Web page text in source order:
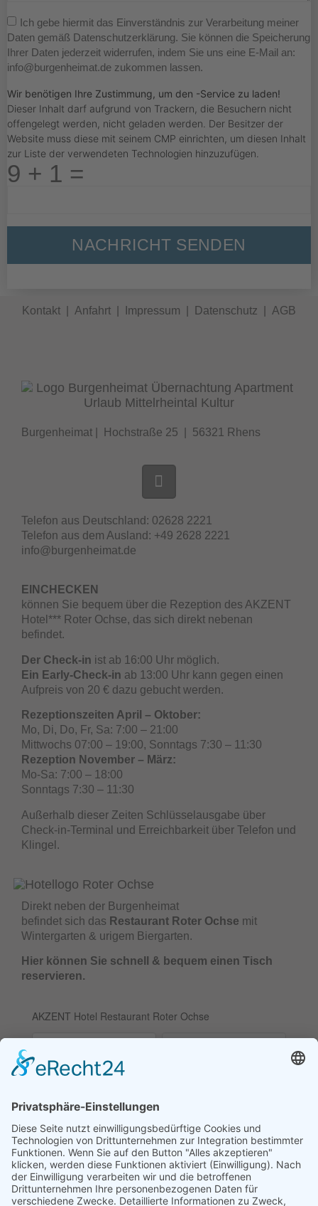
Ich gebe hiermit das Einverständnis zur Verarbeitung meiner
Daten gemäß Datenschutzerklärung. Sie können die Speicherung
Ihrer Daten jederzeit widerrufen, indem Sie uns eine E-Mail an:
info@burgenheimat.de zukommen lassen.
Wir benötigen Ihre Zustimmung, um den -Service zu laden!
Dieser Inhalt darf aufgrund von Trackern, die Besuchern nicht
offengelegt werden, nicht geladen werden. Der Besitzer der
Website muss diese mit seinem CMP einrichten, um diesen Inhalt
zur Liste der verwendeten Technologien hinzuzufügen.
9 + 1 =
NACHRICHT SENDEN
Kontakt Anfahrt | Impressum | Datenschutz | AGB
Burgenheimat | Hochstraße 25 | 56321 Rhens
Telefon aus Deutschland: 02628 2221
Telefon aus dem Ausland: +49 2628 2221
info@burgenheimat.de
EINCHECKEN
können Sie bequem über die Rezeption des AKZENT
Hotel*** Roter Ochse, das sich direkt nebenan
befindet.
Der Check-in ist ab 16:00 Uhr möglich.
Ein Early-Check-in ab 13:00 Uhr kann gegen einen
Aufpreis von 20 € dazu gebucht werden.
Rezeptionszeiten April – Oktober:
Mo, Di, Do, Fr, Sa: 7:00 – 21:00
Mittwochs 07:00 – 19:00, Sonntags 7:30 – 11:30
Rezeption November – März:
Mo-Sa: 7:00 – 18:00
Sonntags 7:30 – 11:30
Außerhalb dieser Zeiten Schlüsselausgabe über
Check-in-Terminal und Erreichbarkeit über Telefon und
Klingel.
Direkt neben der Burgenheimat
befindet sich das Restaurant Roter Ochse mit
Wintergarten & urigem Biergarten.
Hier können Sie schnell & bequem einen Tisch
reservieren.